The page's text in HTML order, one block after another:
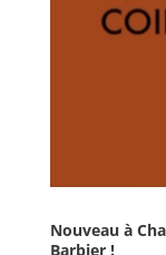
Nouveau à
Barbier !